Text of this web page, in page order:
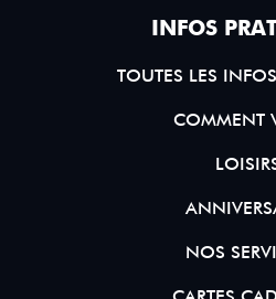
INFOS
TOUTES LES
COMMENT
NOS